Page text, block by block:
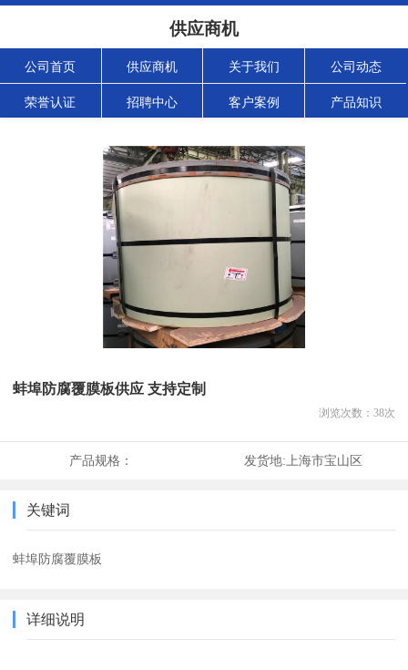
供应商机
公司首页 供应商机 关于我们 公司动态
荣誉认证 招聘中心 客户案例 产品知识
蚌埠防腐覆膜板供应 支持定制
浏览次数： 38次
产品规格： 发货地: 上海市宝山区
关键词
蚌埠防腐覆膜板
详细说明